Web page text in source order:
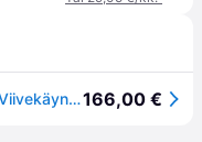
Gastroback Design Advanced, 1 kg, Viivekäynnistyksen ajastin, Säädettävä reunanruskistuksen hallinta, Pidä lämpimänä-toiminto, 500 W, Musta, Ruostu...166,00 €